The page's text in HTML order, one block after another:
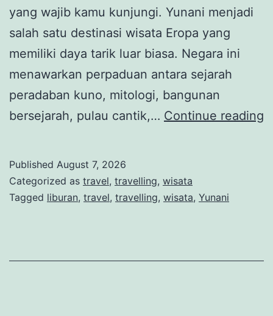
yang wajib kamu kunjungi. Yunani menjadi
salah satu destinasi wisata Eropa yang
memiliki daya tarik luar biasa. Negara ini
menawarkan perpaduan antara sejarah
peradaban kuno, mitologi, bangunan
bersejarah, pulau cantik,… Continue reading
Published August 7, 2026
Categorized as travel, travelling, wisata
Tagged liburan, travel, travelling, wisata, Yunani